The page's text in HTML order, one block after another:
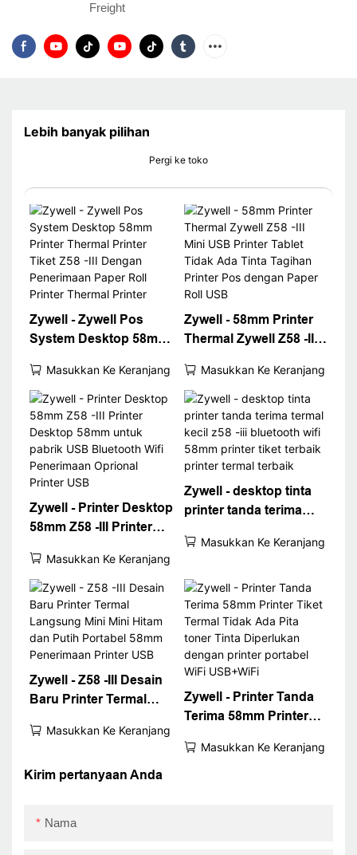
Freight
Lebih banyak pilihan
Pergi ke toko
Zywell - Zywell Pos
System Desktop 58mm
Tiket Z58 -III Dengan
Penerimaan Paper Roll
Printer Thermal Printer
Masukkan Ke Keranjang
Zywell - 58mm Printer
Thermal Zywell Z58 -III
Tidak Ada Tinta
Tagihan Printer Pos
dengan Paper Roll USB
Masukkan Ke Keranjang
Zywell - Printer Desktop
58mm Z58 -III Printer
pabrik USB Bluetooth
Wifi Penerimaan
Oprional Printer USB
Masukkan Ke Keranjang
Zywell - desktop tinta
printer tanda terima
bluetooth wifi 58mm
printer termal terbaik
Masukkan Ke Keranjang
Zywell - Z58 -III Desain
Baru Printer Termal
Hitam dan Putih
Penerimaan Printer
Masukkan Ke Keranjang
Zywell - Printer Tanda
Terima 58mm Printer
Pita toner Tinta
Masukkan Ke Keranjang
Kirim pertanyaan Anda
Nama